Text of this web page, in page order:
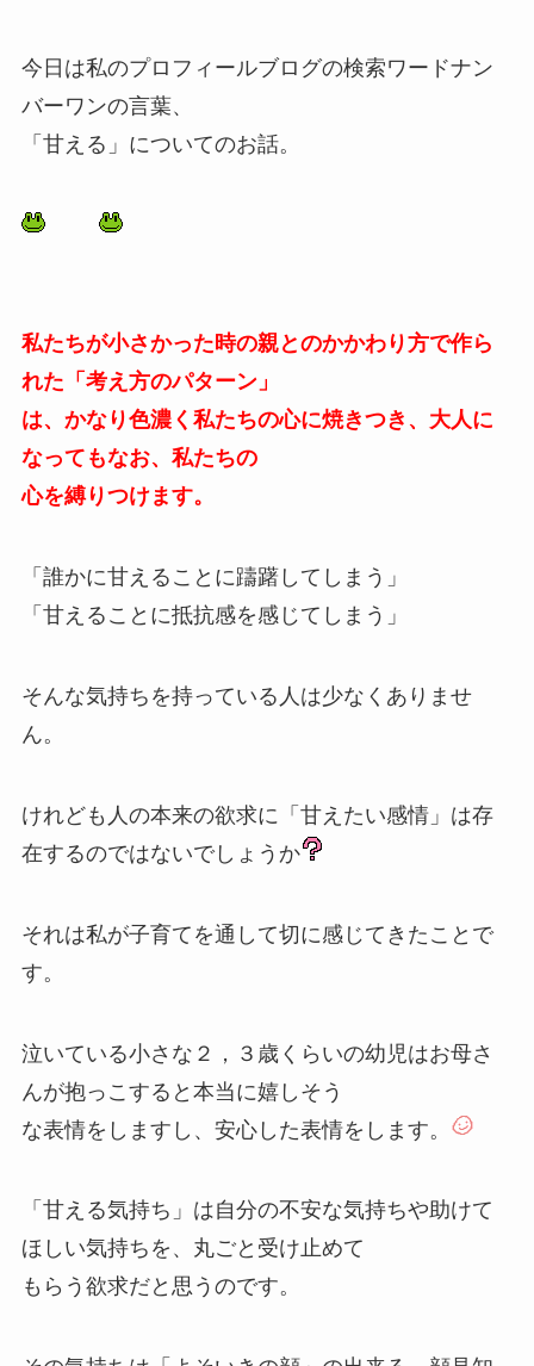
今日は私のプロフィールブログの検索ワードナン
バーワンの言葉、
「甘える」についてのお話。
私たちが小さかった時の親とのかかわり方で作ら
れた「考え方のパターン」
は、かなり色濃く私たちの心に焼きつき、大人に
なってもなお、私たちの
心を縛りつけます。
「誰かに甘えることに躊躇してしまう」
「甘えることに抵抗感を感じてしまう」
そんな気持ちを持っている人は少なくありませ
ん。
けれども人の本来の欲求に「甘えたい感情」は存
在するのではないでしょうか
それは私が子育てを通して切に感じてきたことで
す。
泣いている小さな２，３歳くらいの幼児はお母さ
んが抱っこすると本当に嬉しそう
な表情をしますし、安心した表情をします。
「甘える気持ち」は自分の不安な気持ちや助けて
ほしい気持ちを、丸ごと受け止めて
もらう欲求だと思うのです。